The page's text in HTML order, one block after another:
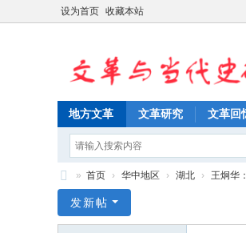
设为首页 收藏本站
地方文革 文革研究 文革回
革
» 首页 › 华中地区 › 湖北 › 王炯华
发新帖